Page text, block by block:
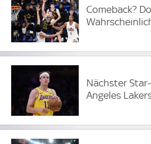
Comeback?
Nächster
Angeles